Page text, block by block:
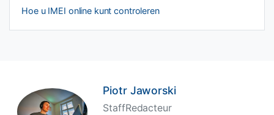
Hoe u IMEI online kunt controleren
Piotr Jaworski
StaffRedacteur